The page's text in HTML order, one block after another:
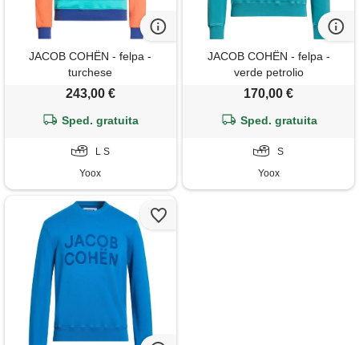
JACOB COHЁN - felpa -
turchese
243,00 €
Sped. gratuita
L S
Yoox
JACOB COHЁN - felpa -
verde petrolio
170,00 €
Sped. gratuita
S
Yoox